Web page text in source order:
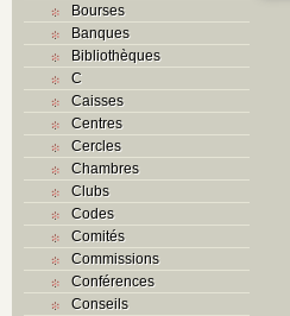
Bourses
Banques
Bibliothèques
C
Caisses
Centres
Cercles
Chambres
Clubs
Codes
Comités
Commissions
Conférences
Conseils